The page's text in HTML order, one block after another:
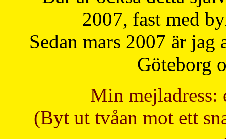
2007, fast med
Sedan mars 2007 är
Göteborg
Min mejladress:
(Byt ut tvåan mot ett